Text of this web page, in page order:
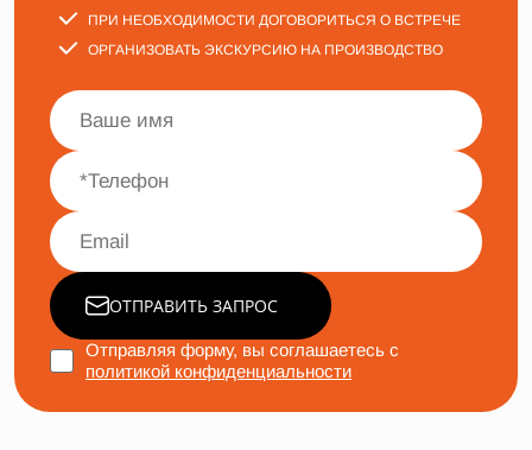
ПРИ НЕОБХОДИМОСТИ ДОГОВОРИТЬСЯ О ВСТРЕЧЕ
ОРГАНИЗОВАТЬ ЭКСКУРСИЮ НА ПРОИЗВОДСТВО
ОТПРАВИТЬ ЗАПРОС
Отправляя форму, вы соглашаетесь с
политикой конфиденциальности